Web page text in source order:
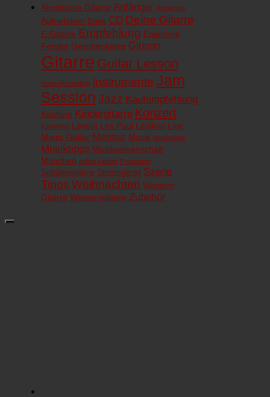
Akustische Gitarre Anfänger Aufnahme
Aufnehmen Bass CD Deine Gitarre
E-Gitarre Empfehlung Epiphone
Fender Geschenkidee Gibson
Gitarre Guitar Lesson
home-Recording Instrumente Jam
Session Jazz Kaufempfehlung
Kauftipp Kindergitarre Konzert
kostenlos Layout Les Paul Lexikon Live
Magic Guitar Mensur Musik Musikshop
Musiktipps Musikwissenschaft
München online kaufen Programm
Schülergitarre Stimmgerät Szene
Tipps Weihnachten Western
Gitarre Westerngitarre Zubehör